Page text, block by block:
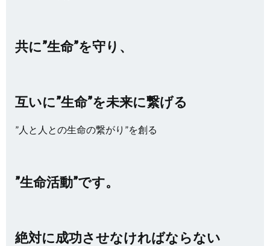
共に”生命”を守り、
互いに”生命”を未来に繋げる
”人と人との生命の繋がり”を創る
”生命活動”です。
絶対に成功させなければならない